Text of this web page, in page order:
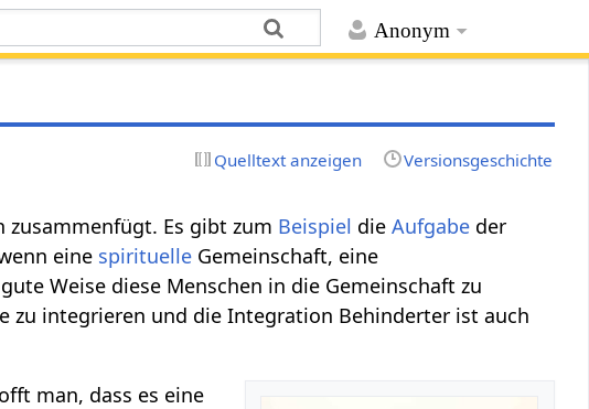
Anonym
Quelltext anzeigen Versionsgeschichte
zusammenfügt. Es gibt zum Beispiel dieAufgabe der
eine spirituelle Gemeinschaft, eine
Weise diese Menschen in die Gemeinschaft zu
zu integrieren und die Integration Behinderter ist auch
man, dass es eine